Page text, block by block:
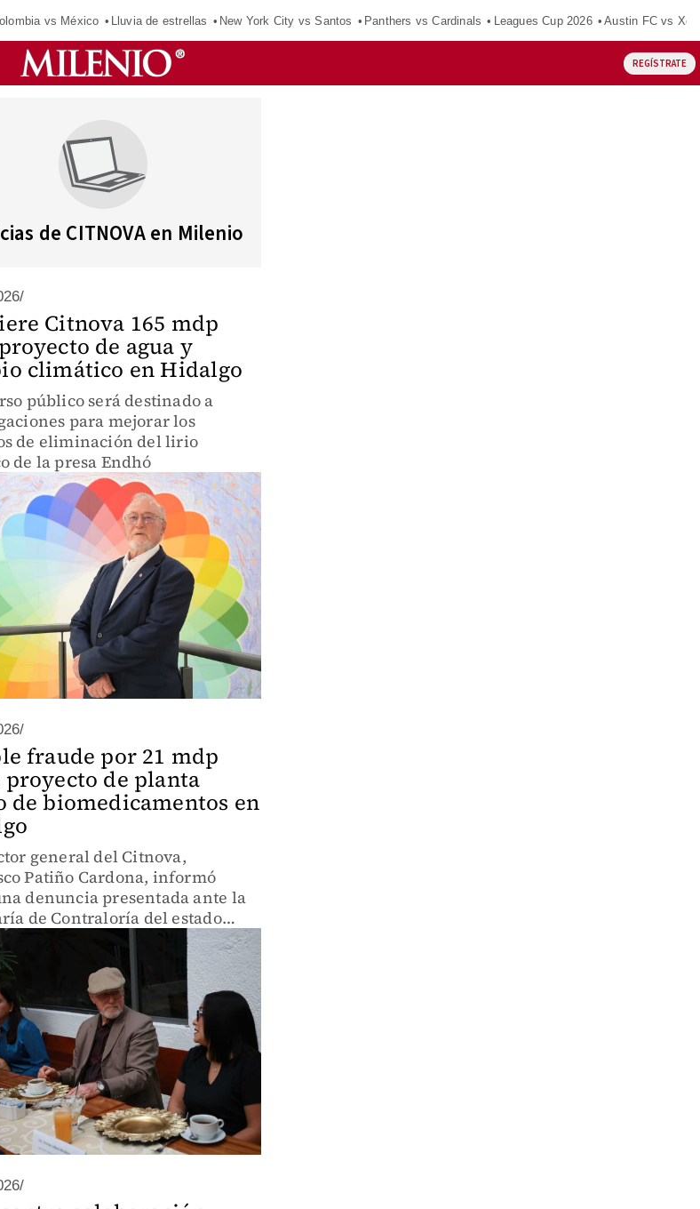
vs México Lluvia de estrellas New York City vs Santos Panthers vs Cardinals Leagues Cup 2026 Austin FC vs
REGÍSTRATE
de CITNOVA en Milenio
Citnova 165 mdp
de agua y
climático en Hidalgo
público será destinado a
para mejorar los
de eliminación del lirio
de la presa Endhó
fraude por 21 mdp
proyecto de planta
de biomedicamentos en
general del Citnova,
Patiño Cardona, informó
denuncia presentada ante la
de Contraloría del estado
mes de abril